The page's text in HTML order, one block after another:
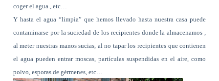
coger el agua., etc…
Y hasta el agua “limpia” que hemos llevado hasta nuestra casa puede
contaminarse por la suciedad de los recipientes donde la almacenamos ,
al meter nuestras manos sucias, al no tapar los recipientes que contienen
el agua pueden entrar moscas, partículas suspendidas en el aire, como
polvo, esporas de gérmenes, etc…